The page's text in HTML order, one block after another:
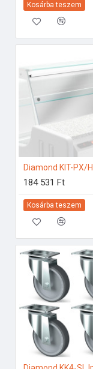
Kosárba teszem
184 531 Ft
Kosárba teszem